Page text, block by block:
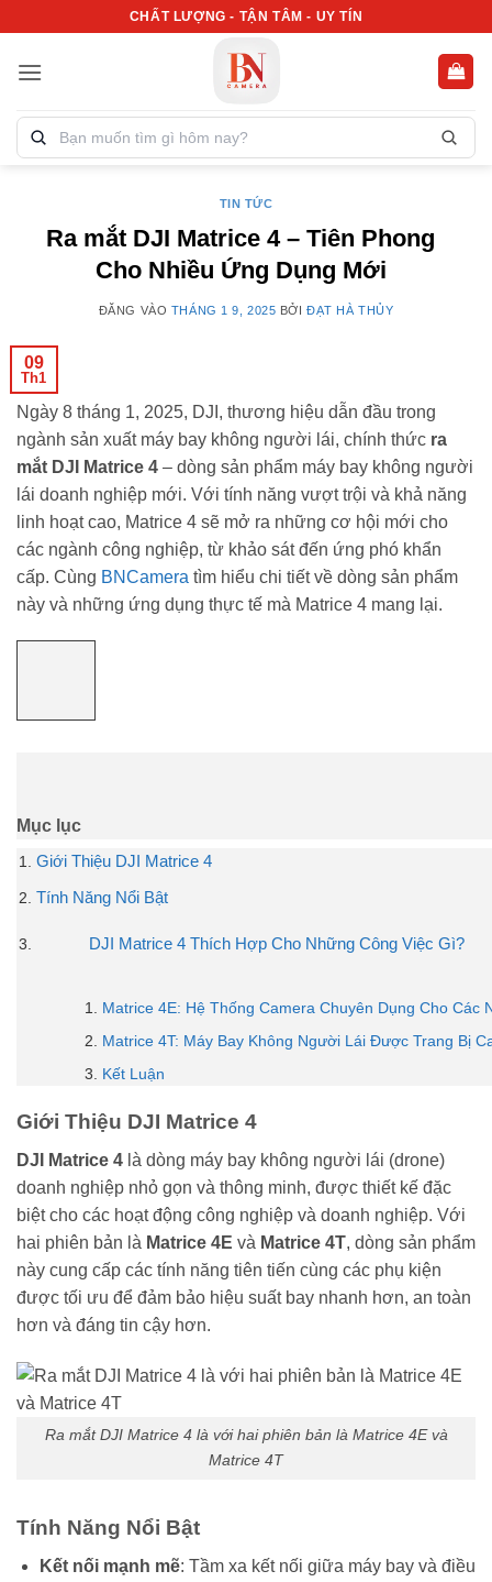
nội
CHẤT LƯỢNG - TẬN TÂM - UY TÍN
Tìm
kiếm
TIN TỨC
Ra mắt DJI Matrice 4 – Tiên Phong
Cho Nhiều Ứng Dụng Mới
ĐĂNG VÀO THÁNG 1 9, 2025 BỞIĐẠT HÀ THỦY
09
Th1
Ngày 8 tháng 1, 2025, DJI, thương hiệu dẫn đầu trong
ngành sản xuất máy bay không người lái, chính thức ra
mắt DJI Matrice 4 – dòng sản phẩm máy bay không người
lái doanh nghiệp mới. Với tính năng vượt trội và khả năng
linh hoạt cao, Matrice 4 sẽ mở ra những cơ hội mới cho
các ngành công nghiệp, từ khảo sát đến ứng phó khẩn
cấp. Cùng BNCamera tìm hiểu chi tiết về dòng sản phẩm
này và những ứng dụng thực tế mà Matrice 4 mang lại.
Mục lục
Giới Thiệu DJI Matrice 4
Tính Năng Nổi Bật
DJI Matrice 4 Thích Hợp Cho Những Công Việc Gì?
Matrice 4E: Hệ Thống Camera Chuyên Dụng Cho Các
Matrice 4T: Máy Bay Không Người Lái Được Trang Bị
Kết Luận
Giới Thiệu DJI Matrice 4
DJI Matrice 4 là dòng máy bay không người lái (drone)
doanh nghiệp nhỏ gọn và thông minh, được thiết kế đặc
biệt cho các hoạt động công nghiệp và doanh nghiệp. Với
hai phiên bản là Matrice 4E và Matrice 4T, dòng sản phẩm
này cung cấp các tính năng tiên tiến cùng các phụ kiện
được tối ưu để đảm bảo hiệu suất bay nhanh hơn, an toàn
hơn và đáng tin cậy hơn.
Ra mắt DJI Matrice 4 là với hai phiên bản là Matrice 4E và
Matrice 4T
Tính Năng Nổi Bật
Kết nối mạnh mẽ: Tầm xa kết nối giữa máy bay và điều